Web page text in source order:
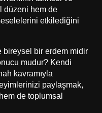
düzeni hem de
etkilediğini
bireysel bir erdem midir
mudur? Kendi
kavramıyla
paylaşmak,
hem de toplumsal